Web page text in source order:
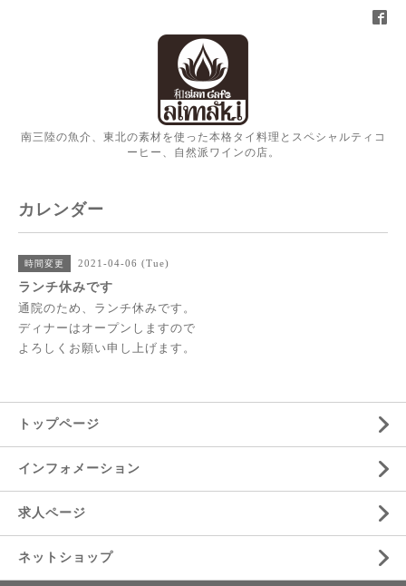
南三陸の魚介、東北の素材を使った本格タイ料理とスペシャルティコ
ーヒー、自然派ワインの店。
カレンダー
時間変更 2021-04-06 (Tue)
ランチ休みです
通院のため、ランチ休みです。
ディナーはオープンしますので
よろしくお願い申し上げます。
トップページ
インフォメーション
求人ページ
ネットショップ